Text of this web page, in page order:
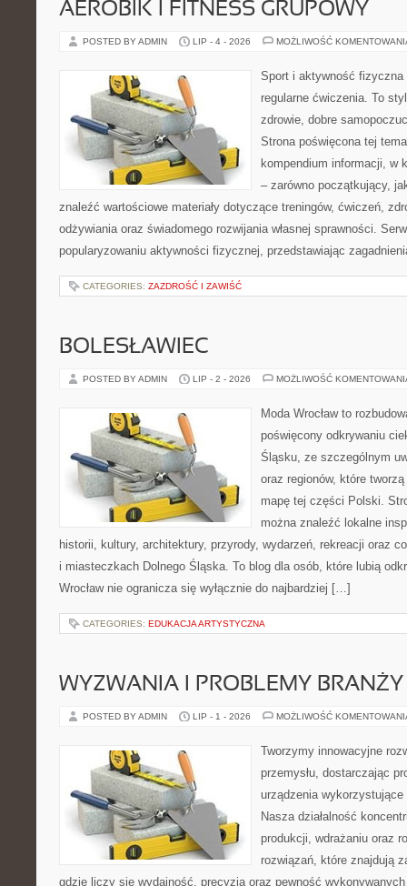
AEROBIK I FITNESS GRUPOWY
POSTED BY ADMIN LIP - 4 - 2026 MOŻLIWOŚĆ
Sport i aktywność
regularne ćwiczenia. To
zdrowie, dobre
Strona poświęcona tej
kompendium informacji, w
– zarówno początkujący,
znaleźć wartościowe materiały dotyczące treningów, ćwiczeń,
odżywiania oraz świadomego rozwijania własnej sprawności.
popularyzowaniu aktywności fizycznej, przedstawiając
CATEGORIES: ZAZDROŚĆ I ZAWIŚĆ
BOLESŁAWIEC
POSTED BY ADMIN LIP - 2 - 2026 MOŻLIWOŚĆ
Moda Wrocław to
poświęcony odkrywaniu
Śląsku, ze szczególnym
oraz regionów, które
mapę tej części Polski.
można znaleźć lokalne
historii, kultury, architektury, przyrody, wydarzeń, rekreacji oraz
i miasteczkach Dolnego Śląska. To blog dla osób, które lubią
Wrocław nie ogranicza się wyłącznie do najbardziej […]
CATEGORIES: EDUKACJA ARTYSTYCZNA
WYZWANIA I PROBLEMY BRANŻY
POSTED BY ADMIN LIP - 1 - 2026 MOŻLIWOŚĆ
Tworzymy innowacyjne
przemysłu, dostarczając
urządzenia
Nasza działalność
produkcji, wdrażaniu oraz
rozwiązań, które znajdują
gdzie liczy się wydajność, precyzja oraz pewność